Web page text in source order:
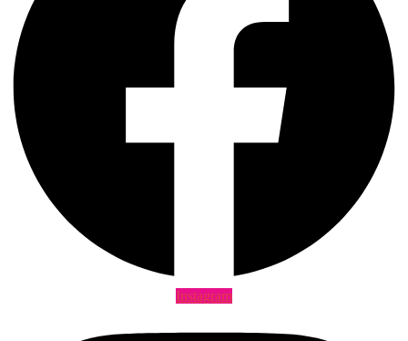
Instagram